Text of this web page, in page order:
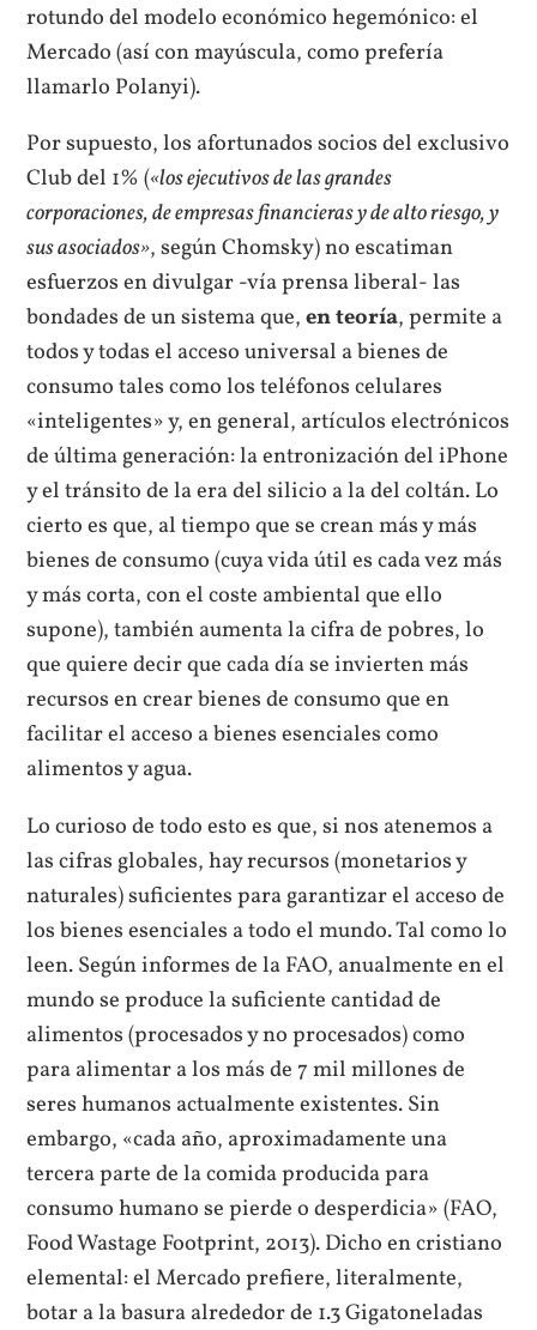
rotundo del modelo económico hegemónico: el
Mercado (así con mayúscula, como prefería
llamarlo Polanyi).
Por supuesto, los afortunados socios del exclusivo
Club del 1% («los ejecutivos de las grandes
corporaciones, de empresas financieras y de alto riesgo, y
sus asociados», según Chomsky) no escatiman
esfuerzos en divulgar -vía prensa liberal- las
bondades de un sistema que,en teoría, permite a
todos y todas el acceso universal a bienes de
consumo tales como los teléfonos celulares
«inteligentes» y, en general, artículos electrónicos
de última generación: la entronización del iPhone
y el tránsito de la era del silicio a la del coltán. Lo
cierto es que, al tiempo que se crean más y más
bienes de consumo (cuya vida útil es cada vez más
y más corta, con el coste ambiental que ello
supone), también aumenta la cifra de pobres, lo
que quiere decir que cada día se invierten más
recursos en crear bienes de consumo que en
facilitar el acceso a bienes esenciales como
alimentos y agua.
Lo curioso de todo esto es que, si nos atenemos a
las cifras globales, hay recursos (monetarios y
naturales) suficientes para garantizar el acceso de
los bienes esenciales a todo el mundo. Tal como lo
leen. Según informes de la FAO, anualmente en el
mundo se produce la suficiente cantidad de
alimentos (procesados y no procesados) como
para alimentar a los más de 7 mil millones de
seres humanos actualmente existentes. Sin
embargo, «cada año, aproximadamente una
tercera parte de la comida producida para
consumo humano se pierde o desperdicia» (FAO,
Food Wastage Footprint, 2013). Dicho en cristiano
elemental: el Mercado prefiere, literalmente,
botar a la basura alrededor de 1.3 Gigatoneladas